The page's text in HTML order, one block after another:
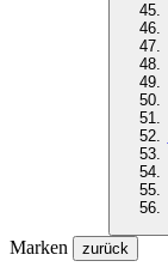
Marken zurück